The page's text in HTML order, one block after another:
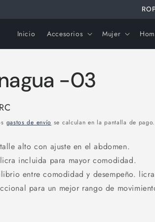
Inicio Accesorios Mujer
-03
gastos de envío se calculan en la pantalla de pago.
alto con ajuste en el abdomen.
incluida para mayor comodidad.
entre comodidad y desempeño.
para un mejor rango de